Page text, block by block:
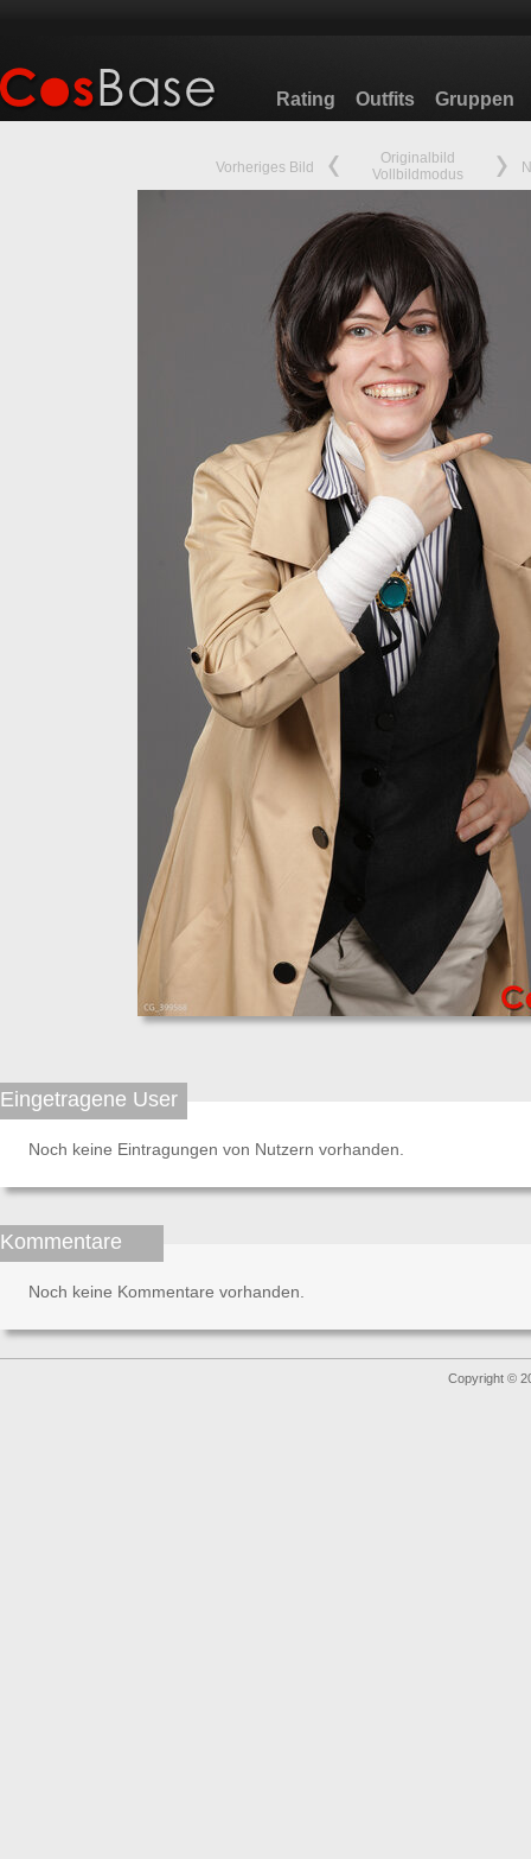
Rating Outfits Gruppen
Vorheriges Bild
Originalbild
Vollbildmodus
Eingetragene User
Noch keine Eintragungen von Nutzern vorhanden.
Kommentare
Noch keine Kommentare vorhanden.
Copyright ©